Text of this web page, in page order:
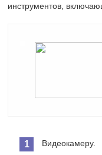
инструментов,
Видеокамеру.